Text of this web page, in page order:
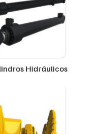
Hidráulicos